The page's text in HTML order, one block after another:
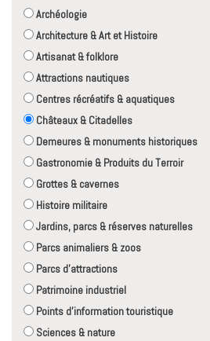
Archéologie
Architecture & Art et Histoire
Artisanat & folklore
Attractions nautiques
Centres récréatifs & aquatiques
Châteaux & Citadelles
Demeures & monuments historiques
Gastronomie & Produits du Terroir
Grottes & cavernes
Histoire militaire
Jardins, parcs & réserves naturelles
Parcs animaliers & zoos
Parcs d'attractions
Patrimoine industriel
Points d'information touristique
Sciences & nature